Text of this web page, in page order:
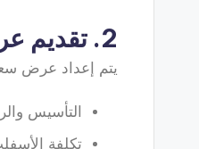
2. تقديم عرض السعر
يتم إعداد عرض
التأسيس
تكلفة